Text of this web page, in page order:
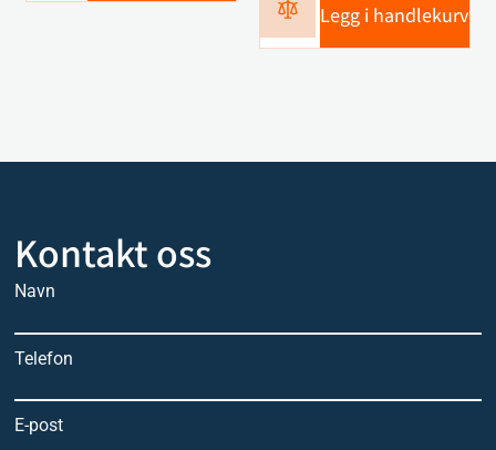
Legg i handlekurv
Kontakt oss
Navn
Telefon
E-post